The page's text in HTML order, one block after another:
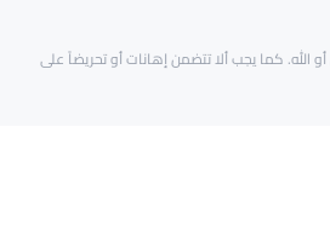
الله. كما يجب ألا تتضمن إهانات أو تحريضاً على